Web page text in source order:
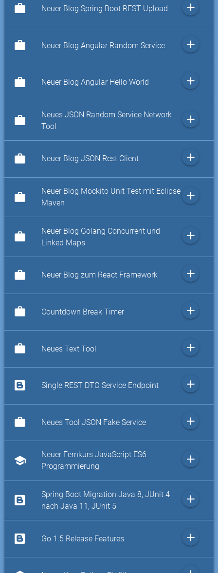
work Neuer Blog Spring Boot REST Upload add
work Neuer Blog Angular Random Service add
work Neuer Blog Angular Hello World add
work
Neues JSON Random Service Network
Tool
add
work Neuer Blog JSON Rest Client add
work
Neuer Blog Mockito Unit Test mit Eclipse
Maven
add
work
Neuer Blog Golang Concurrent und
Linked Maps
add
work Neuer Blog zum React Framework add
work Countdown Break Timer add
work Neues Text Tool add
Single REST DTO Service Endpoint add
work Neues Tool JSON Fake Service add
school
Neuer Fernkurs JavaScript ES6
Programmierung
add
Spring Boot Migration Java 8, JUnit 4
nach Java 11, JUnit 5
add
Go 1.5 Release Features add